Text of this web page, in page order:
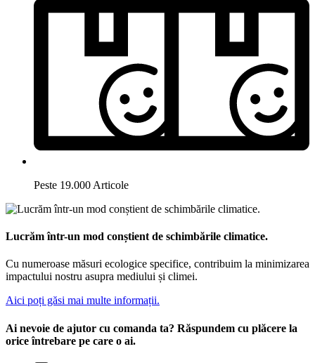
Peste 19.000 Articole
Lucrăm într-un mod conștient de schimbările climatice.
Cu numeroase măsuri ecologice specifice, contribuim la minimizarea
impactului nostru asupra mediului și climei.
Aici poți găsi mai multe informații.
Ai nevoie de ajutor cu comanda ta? Răspundem cu plăcere la
orice întrebare pe care o ai.